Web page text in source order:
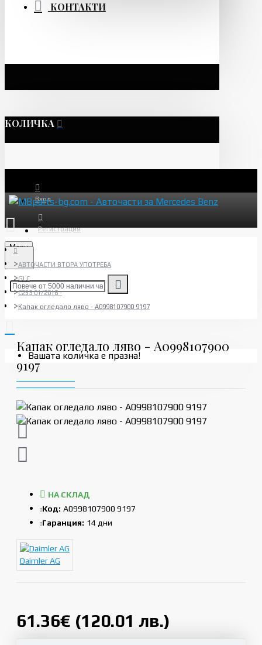
КОНТАКТИ
КОЛИЧКА
Вход
Регистрация
Menu
Вашата количка е празна!
АВТОЧАСТИ ВТОРА УПОТРЕБА
GLC
C253 01/2018 -
Капак огледало ляво - A0998107900 9197
Капак огледало ляво - A0998107900
9197
61.36€ (120.01 лв.)
НА СКЛАД
Код: A0998107900 9197
Гаранция: 14 дни
Daimler AG